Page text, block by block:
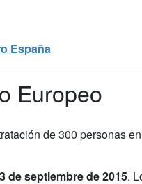
España
Europeo
de 300 personas
de septiembre de 2015.